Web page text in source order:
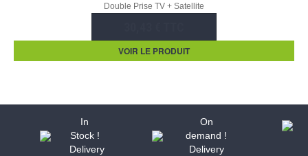
Double Prise TV + Satellite
VOIR LE PRODUIT
In
Stock !
Delivery
On
demand !
Delivery